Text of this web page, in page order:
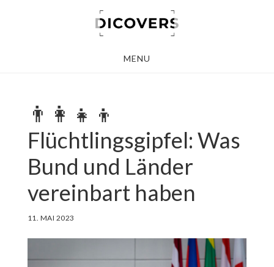
MENU
👨‍👩‍👧‍👦
Flüchtlingsgipfel: Was
Bund und Länder
vereinbart haben
11. MAI 2023